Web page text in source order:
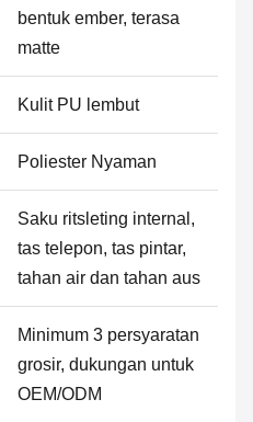
bentuk ember, terasa
matte
Kulit PU lembut
Poliester Nyaman
Saku ritsleting internal,
tas telepon, tas pintar,
tahan air dan tahan aus
Minimum 3 persyaratan
grosir, dukungan untuk
OEM/ODM